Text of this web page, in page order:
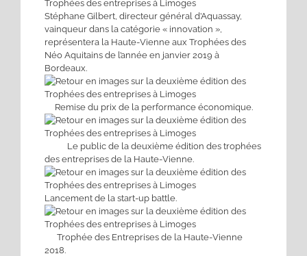
Stéphane Gilbert, directeur général d’Aquassay,
vainqueur dans la catégorie « innovation »,
représentera la Haute-Vienne aux Trophées des
Néo Aquitains de l’année en janvier 2019 à
Bordeaux.
Remise du prix de la performance économique.
Le public de la deuxième édition des trophées
des entreprises de la Haute-Vienne.
Lancement de la start-up battle.
Trophée des Entreprises de la Haute-Vienne
2018.